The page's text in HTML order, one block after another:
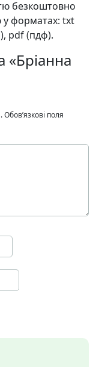
безкоштовно
у форматах: txt
pdf (пдф).
«Бріанна
Обов’язкові поля